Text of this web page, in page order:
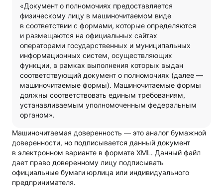
«Документ о полномочиях предоставляется
физическому лицу в машиночитаемом виде
в соответствии с формами, которые определяются
и размещаются на официальных сайтах
операторами государственных и муниципальных
информационных систем, осуществляющих
функции, в рамках выполнения которых выдан
соответствующий документ о полномочиях (далее —
машиночитаемые формы). Машиночитаемые формы
должны соответствовать единым требованиям,
устанавливаемым уполномоченным федеральным
органом».
Машиночитаемая доверенность — это аналог бумажной
доверенности, но подписывается данный документ
в электронном варианте в формате XML. Данный файл
дает право доверенному лицу подписывать
официальные бумаги юрлица или индивидуального
предпринимателя.